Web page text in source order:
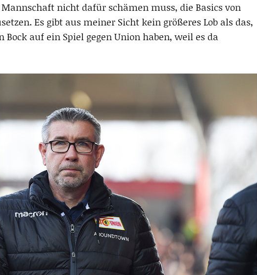
nicht dafür schämen muss, die Basics von
Es gibt aus meiner Sicht kein größeres Lob als das,
Bock auf ein Spiel gegen Union haben, weil es da